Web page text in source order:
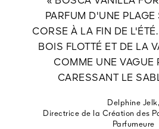
PARFUM D'UNE PLAGE
CORSE À LA FIN DE
BOIS FLOTTÉ ET DE LA
COMME UNE VAGUE
CARESSANT LE
Delphine Jelk,
Directrice de la Création des
Parfumeure